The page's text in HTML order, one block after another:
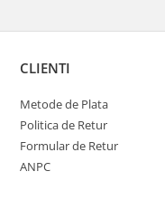
CLIENTI
Metode de Plata
Politica de Retur
Formular de Retur
ANPC